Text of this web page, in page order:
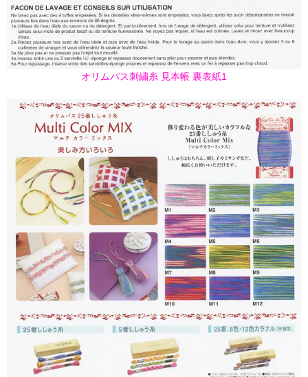
オリムパス刺繍糸 見本帳 裏表紙1